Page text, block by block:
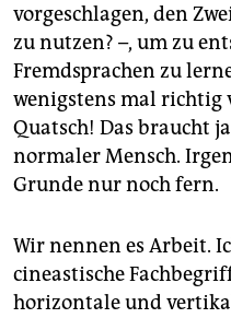
epaper login
vorgeschlagen, den
zu nutzen? –, um zu
Fremdsprachen zu
wenigstens mal richtig
Quatsch! Das braucht
normaler Mensch.
Grunde nur noch fern.
Wir nennen es Arbeit.
cineastische
horizontale und